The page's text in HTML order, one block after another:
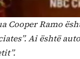
Cooper Ramo
Ai është